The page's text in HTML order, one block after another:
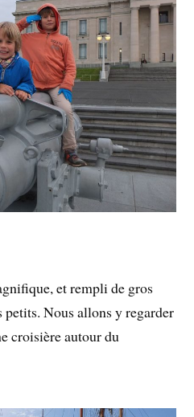
et rempli de gros
petits. Nous allons y regarder
croisière autour du